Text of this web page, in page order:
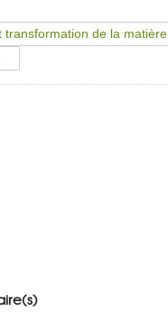
transformation de la matière